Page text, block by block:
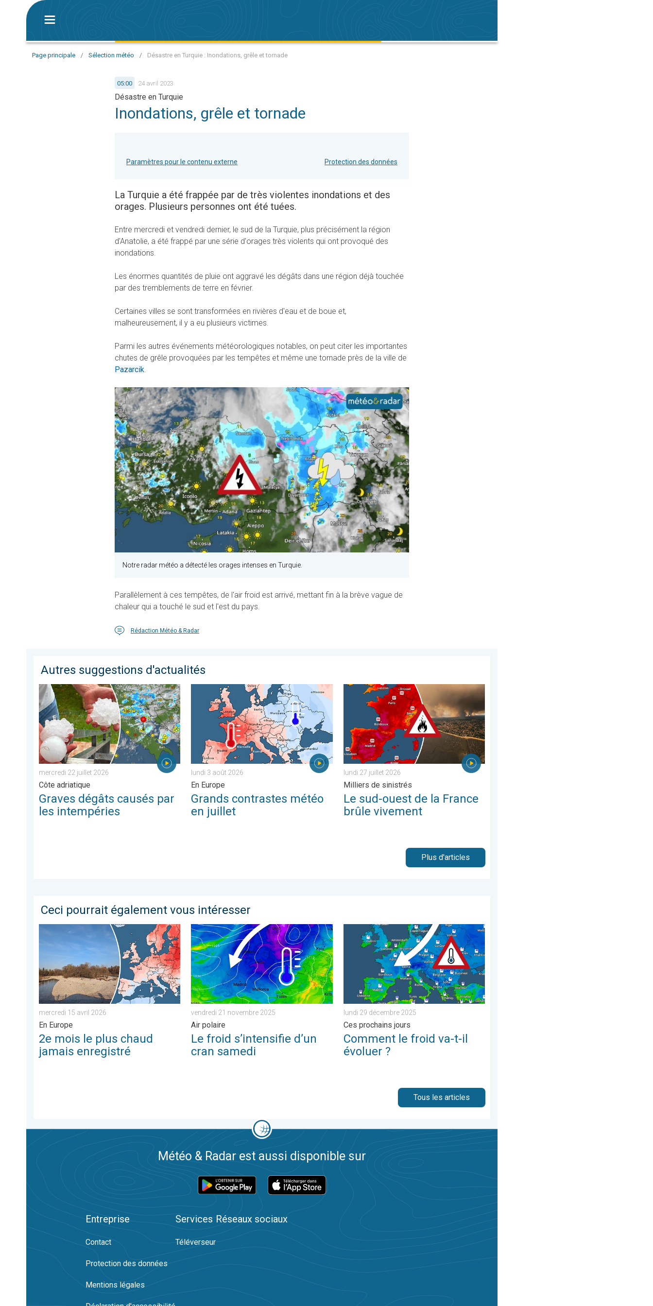
Page principale / Sélection météo / Désastre en Turquie : Inondations, grêle et tornade
05:00 24 avril 2023
Désastre en Turquie
Inondations, grêle et tornade
Paramètres pour le contenu externe Protection des données
La Turquie a été frappée par de très violentes inondations et des
orages. Plusieurs personnes ont été tuées.
Entre mercredi et vendredi dernier, le sud de la Turquie, plus précisément la région
d'Anatolie, a été frappé par une série d'orages très violents qui ont provoqué des
inondations.
Les énormes quantités de pluie ont aggravé les dégâts dans une région déjà touchée
par des tremblements de terre en février.
Certaines villes se sont transformées en rivières d'eau et de boue et,
malheureusement, il y a eu plusieurs victimes.
Parmi les autres événements météorologiques notables, on peut citer les importantes
chutes de grêle provoquées par les tempêtes et même une tornade près de la ville de
Pazarcik.
Notre radar météo a détecté les orages intenses en Turquie.
Parallèlement à ces tempêtes, de l'air froid est arrivé, mettant fin à la brève vague de
chaleur qui a touché le sud et l'est du pays.
Rédaction Météo & Radar
Autres suggestions d'actualités
Graves dégâts causés par les intempéries. Côte adriatique. . . mercredi 22 juillet 2026
mercredi 22 juillet 2026
Côte adriatique
Graves dégâts causés par
les intempéries
Grands contrastes météo en juillet. En Europe. . . lundi 3 août 2026
lundi 3 août 2026
En Europe
Grands contrastes météo
en juillet
Le sud-ouest de la France brûle vivement. Milliers de sinistrés. . . lundi 27 juillet 2026
lundi 27 juillet 2026
Milliers de sinistrés
Le sud-ouest de la France
brûle vivement
Plus d'articles
Ceci pourrait également vous intéresser
2e mois le plus chaud jamais enregistré. En Europe. . . mercredi 15 avril 2026
mercredi 15 avril 2026
En Europe
2e mois le plus chaud
jamais enregistré
Le froid s’intensifie d’un cran samedi. Air polaire. . . vendredi 21 novembre 2025
vendredi 21 novembre 2025
Air polaire
Le froid s’intensifie d’un
cran samedi
Comment le froid va-t-il évoluer ?. Ces prochains jours. . . lundi 29 décembre 2025
lundi 29 décembre 2025
Ces prochains jours
Comment le froid va-t-il
évoluer ?
Tous les articles
Météo & Radar est aussi disponible sur
Entreprise
Contact
Protection des données
Mentions légales
Services
Téléverseur
Réseaux sociaux